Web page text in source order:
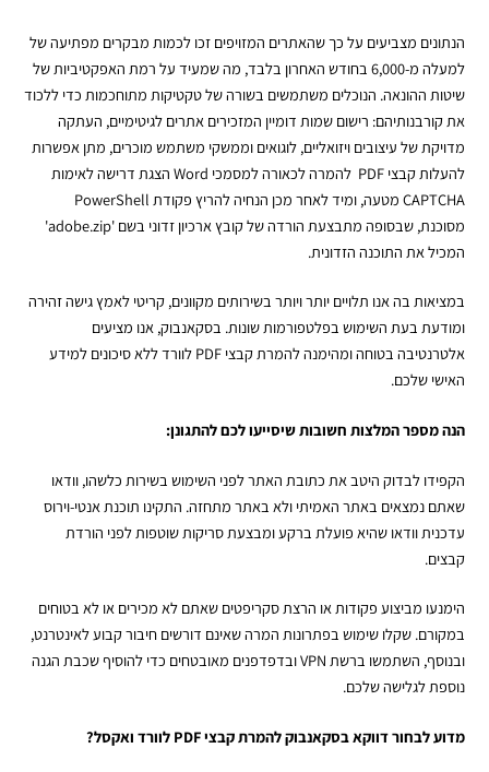
הנתונים מצביעים על כך שהאתרים המזויפים זכו לכמות מבקרים מפתיעה של
למעלה מ-6,000 בחודש האחרון בלבד, מה שמעיד על רמת האפקטיביות של
שיטות ההונאה. הנוכלים משתמשים בשורה של טקטיקות מתוחכמות כדי ללכוד
את קורבנותיהם: רישום שמות דומיין המזכירים אתרים לגיטימיים, העתקה
מדויקת של עיצובים ויזואליים, לוגואים וממשקי משתמש מוכרים, מתן אפשרות
להעלות קבצי PDF להמרה
לכאורה למסמכי Word הצגת דרישה לאימות
CAPTCHA מטעה, ומיד לאחר מכן הנחיה להריץ פקודת PowerShell
מסוכנת, שבסופה מתבצעת הורדה של קובץ ארכיון זדוני בשם 'adobe.zip'
המכיל את התוכנה הזדונית.
במציאות בה אנו תלויים יותר ויותר בשירותים מקוונים, קריטי לאמץ גישה זהירה
ומודעת בעת השימוש בפלטפורמות שונות. בסקאנבוק, אנו מציעים
אלטרנטיבה בטוחה ומהימנה להמרת קבצי PDF לוורד
ללא סיכונים למידע
האישי שלכם.
הנה מספר המלצות חשובות שיסייעו לכם להתגונן:
הקפידו לבדוק היטב את כתובת האתר לפני השימוש בשירות כלשהו, וודאו
שאתם נמצאים באתר האמיתי ולא באתר מתחזה. התקינו תוכנת אנטי-וירוס
עדכנית וודאו שהיא פועלת ברקע ומבצעת סריקות שוטפות לפני הורדת
קבצים.
הימנעו מביצוע פקודות או הרצת סקריפטים שאתם לא מכירים או לא בטוחים
במקורם. שקלו שימוש בפתרונות המרה שאינם דורשים חיבור קבוע לאינטרנט,
ובנוסף, השתמשו ברשת VPN ובדפדפנים מאובטחים כדי להוסיף שכבת הגנה
נוספת לגלישה שלכם.
מדוע לבחור דווקא בסקאנבוק להמרת קבציPDF לוורד ואקסל?